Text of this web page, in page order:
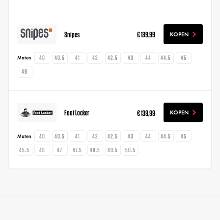
Snipes € 139,99 KOPEN
Maten 40 40.5 41 42 42.5 43 44 44.5
45
46
Foot Locker € 139,99 KOPEN
Maten 40 40.5 41 42 42.5 43 44 44.5
45
45.5
46 47 47.5 48.5 49.5 50.5